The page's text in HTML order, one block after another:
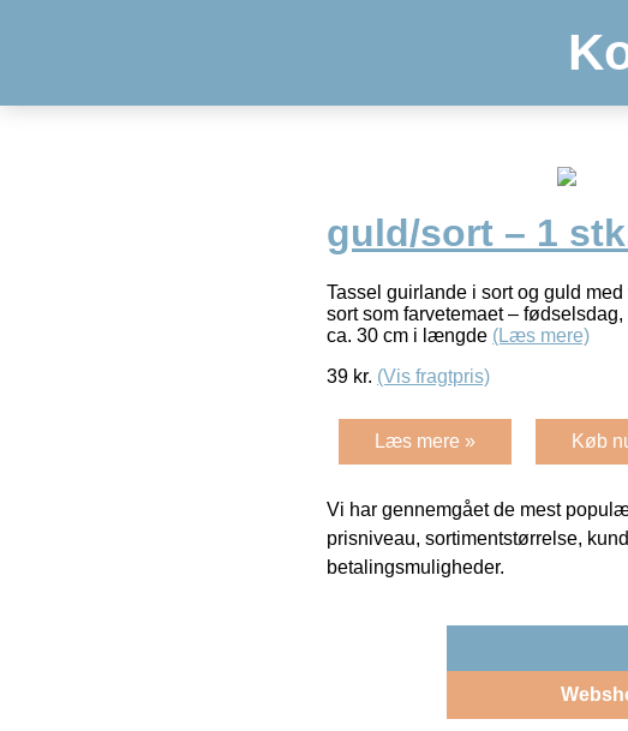
guld/sort – 1
Tassel guirlande i sort og guld
sort som farvetemaet –
ca. 30 cm i længde (Læs mere)
39 kr. (Vis fragtpris)
Læs mere » Køb
Vi har gennemgået de mest
prisniveau, sortimentstørrelse,
betalingsmuligheder.